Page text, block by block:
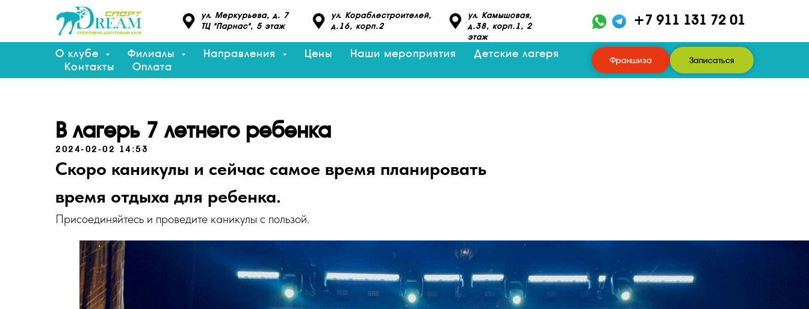
ул. Меркурьева, д. 7
ТЦ "Парнас", 5 этаж
ул. Кораблестроителей,
д.16, корп.2
ул. Камышовая,
д.38, корп.1, 2
этаж
+7 911 131 72 01
О клубе Филиалы Направления Цены Наши мероприятия
Детские лагеря
Контакты
Оплата
Франшиза Записаться
В лагерь 7 летнего ребенка
2024-02-02 14:53
Скоро каникулы и сейчас самое время планировать
время отдыха для ребенка.
Присоединяйтесь и проведите каникулы с пользой.